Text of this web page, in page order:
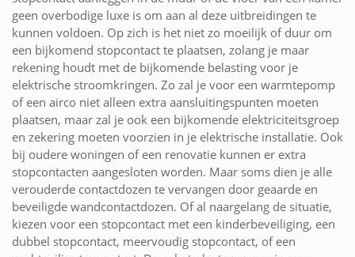
geen overbodige luxe is om aan al deze uitbreidingen te
kunnen voldoen. Op zich is het niet zo moeilijk of duur om
een bijkomend stopcontact te plaatsen, zolang je maar
rekening houdt met de bijkomende belasting voor je
elektrische stroomkringen. Zo zal je voor een warmtepomp
of een airco niet alleen extra aansluitingspunten moeten
plaatsen, maar zal je ook een bijkomende elektriciteitsgroep
en zekering moeten voorzien in je elektrische installatie. Ook
bij oudere woningen of een renovatie kunnen er extra
stopcontacten aangesloten worden. Maar soms dien je alle
verouderde contactdozen te vervangen door geaarde en
beveiligde wandcontactdozen. Of al naargelang de situatie,
kiezen voor een stopcontact met een kinderbeveiliging, een
dubbel stopcontact, meervoudig stopcontact, of een